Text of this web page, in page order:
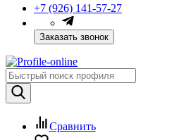
+7 (926) 141-57-27
Заказать звонок
Сравнить